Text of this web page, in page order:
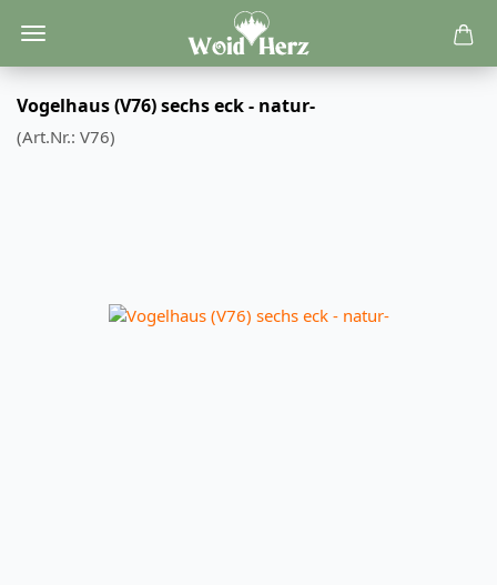
Vogelhaus (V76) sechs eck - natur-
(Art.Nr.: V76)